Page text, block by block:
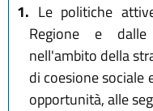
1. Le politiche
Regione e
nell'ambito della
di coesione sociale
opportunità, alle